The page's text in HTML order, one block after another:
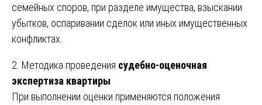
семейных споров, при разделе имущества, взыскании
убытков, оспаривании сделок или иных имущественных
конфликтах.
2. Методика проведения судебно-оценочная
экспертиза квартиры
При выполнении оценки применяются положения